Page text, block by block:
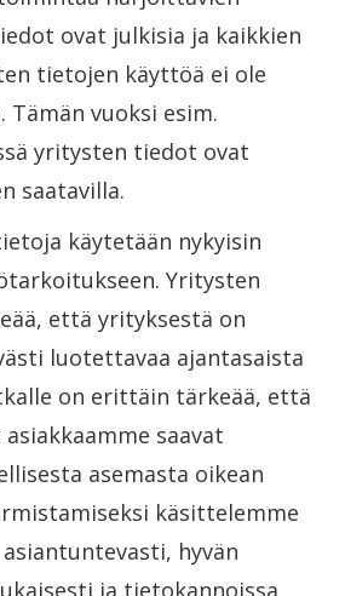
ovat julkisia ja kaikkien
tietojen käyttöä ei ole
vuoksi esim.
yritysten tiedot ovat
saatavilla.
käytetään nykyisin
Yritysten
että yrityksestä on
luotettavaa ajantasaista
on erittäin tärkeää, että
saavat
asemasta oikean
käsittelemme
hyvän
ja tietokannoissa